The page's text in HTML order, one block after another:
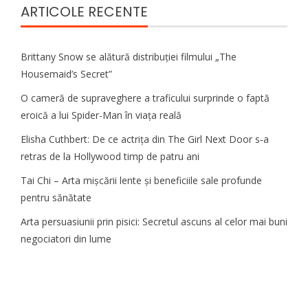
ARTICOLE RECENTE
Brittany Snow se alătură distribuției filmului „The
Housemaid’s Secret”
O cameră de supraveghere a traficului surprinde o faptă
eroică a lui Spider-Man în viața reală
Elisha Cuthbert: De ce actrița din The Girl Next Door s‑a
retras de la Hollywood timp de patru ani
Tai Chi – Arta mișcării lente și beneficiile sale profunde
pentru sănătate
Arta persuasiunii prin pisici: Secretul ascuns al celor mai buni
negociatori din lume